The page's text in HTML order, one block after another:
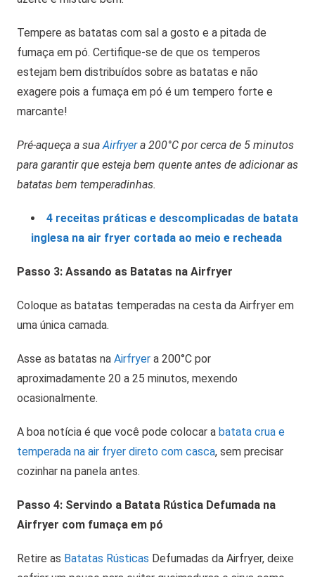
Tempere as batatas com sal a gosto e a pitada de
fumaça em pó. Certifique-se de que os temperos
estejam bem distribuídos sobre as batatas e não
exagere pois a fumaça em pó é um tempero forte e
marcante!
Pré-aqueça a suaAirfryera 200°C por cerca de 5 minutos
para garantir que esteja bem quente antes de adicionar as
batatas bem temperadinhas.
4 receitas práticas e descomplicadas de batata
inglesa na air fryer cortada ao meio e recheada
Passo 3: Assando as Batatas na Airfryer
Coloque as batatas temperadas na cesta da Airfryer em
uma única camada.
Asse as batatas na Airfryer a 200°C por
aproximadamente 20 a 25 minutos, mexendo
ocasionalmente.
A boa notícia é que você pode colocar a batata crua e
temperada na air fryer direto com casca, sem precisar
cozinhar na panela antes.
Passo 4: Servindo a Batata Rústica Defumada na
Airfryer com fumaça em pó
Retire as Batatas Rústicas Defumadas da Airfryer, deixe